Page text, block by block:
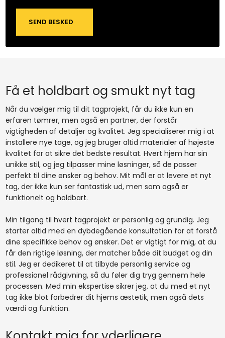
Få et holdbart og smukt nyt tag
Når du vælger mig til dit tagprojekt, får du ikke kun en
erfaren tømrer, men også en partner, der forstår
vigtigheden af detaljer og kvalitet. Jeg specialiserer mig i at
installere nye tage, og jeg bruger altid materialer af højeste
kvalitet for at sikre det bedste resultat. Hvert hjem har sin
unikke stil, og jeg tilpasser mine løsninger, så de passer
perfekt til dine ønsker og behov. Mit mål er at levere et nyt
tag, der ikke kun ser fantastisk ud, men som også er
funktionelt og holdbart.
Min tilgang til hvert tagprojekt er personlig og grundig. Jeg
starter altid med en dybdegående konsultation for at forstå
dine specifikke behov og ønsker. Det er vigtigt for mig, at du
får den rigtige løsning, der matcher både dit budget og din
stil. Jeg er dedikeret til at tilbyde personlig service og
professionel rådgivning, så du føler dig tryg gennem hele
processen. Med min ekspertise sikrer jeg, at du med et nyt
tag ikke blot forbedrer dit hjems æstetik, men også dets
værdi og funktion.​